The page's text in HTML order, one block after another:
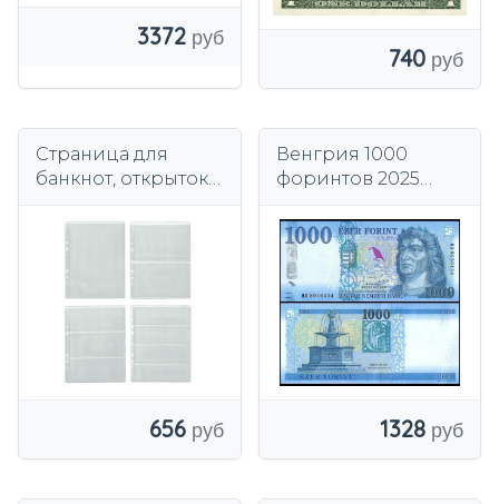
3372
740
Страница для
банкнот, открыток,
SCHULZ PREMIUM
656
Венгрия 1000
форинтов 2025
1328